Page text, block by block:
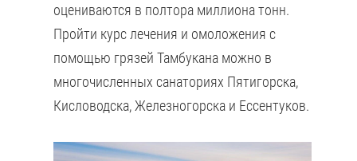
оцениваются в полтора миллиона тонн.
Пройти курс лечения и омоложения с
помощью грязей Тамбукана можно в
многочисленных санаториях Пятигорска,
Кисловодска, Железногорска и Ессентуков.